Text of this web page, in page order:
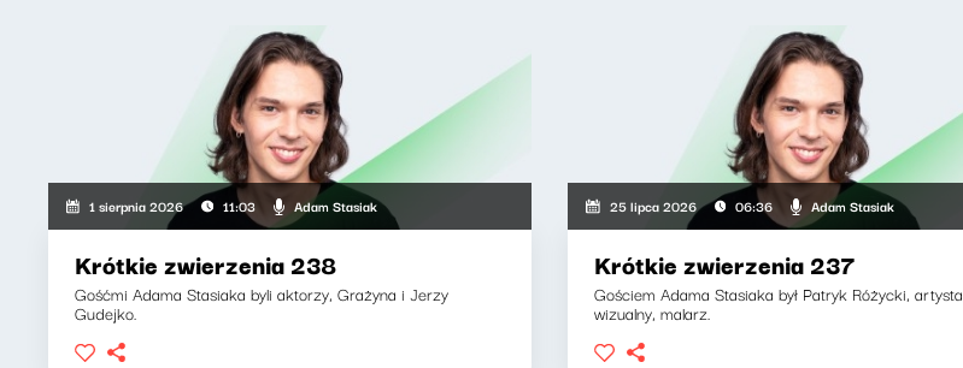
1 sierpnia 2026 11:03 Adam Stasiak
Krótkie zwierzenia 238
Gośćmi Adama Stasiaka byli aktorzy, Grażyna i Jerzy
Gudejko.
25 lipca 2026 06:36 Adam Stasiak
Krótkie zwierzenia 237
Gościem Adama Stasiaka był Patryk Różycki, artysta
wizualny, malarz.